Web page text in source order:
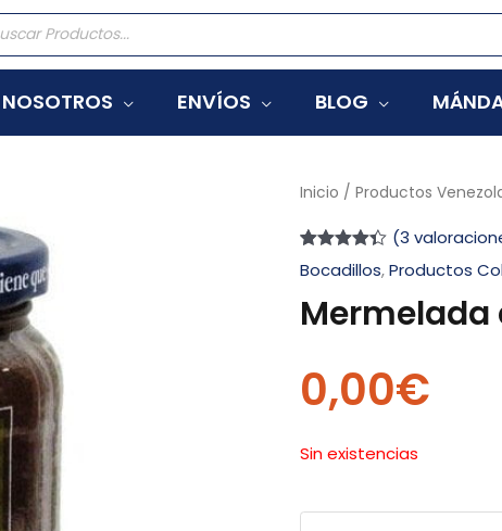
NOSOTROS ENVÍOS BLOG
Inicio /Productos
Valorado
con4.33
base a
3
valoraciones
(3
Bocadillos,Productos
Mermelada
0,00€
Sin existencias